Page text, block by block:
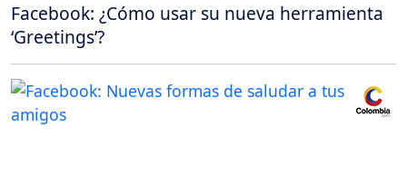
Facebook: ¿Cómo usar su nueva herramienta
‘Greetings’?